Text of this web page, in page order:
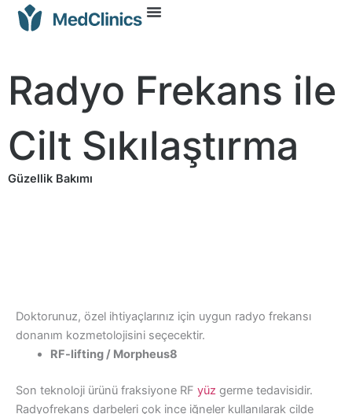
Radyo Frekans ile
Cilt Sıkılaştırma
Güzellik Bakımı
Doktorunuz, özel ihtiyaçlarınız için uygun radyo frekansı
donanım kozmetolojisini seçecektir.
RF-lifting / Morpheus8
Son teknoloji ürünü fraksiyone RF yüz germe tedavisidir.
Radyofrekans darbeleri çok ince iğneler kullanılarak cilde